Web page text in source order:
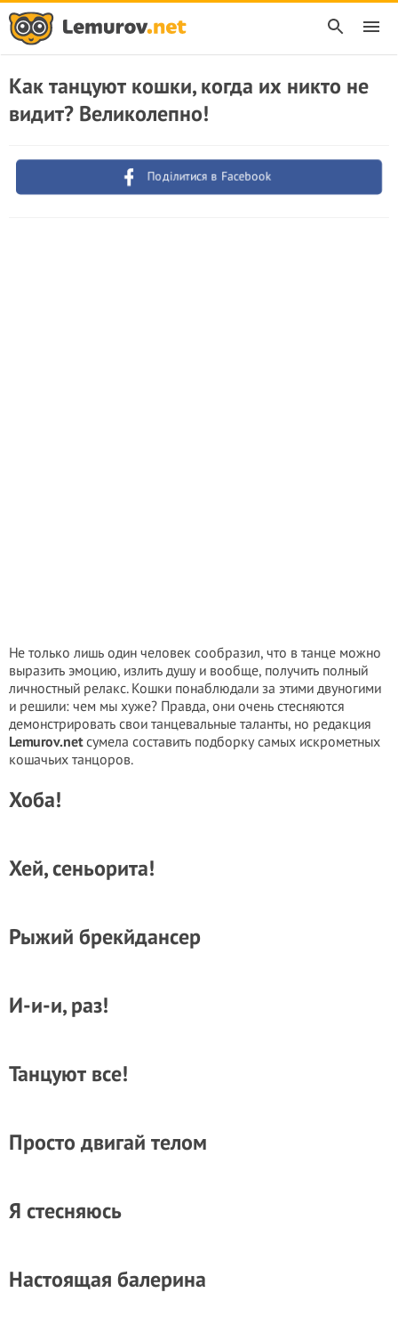
Как танцуют кошки, когда их никто не
видит? Великолепно!
Поділитися в Facebook
Не только лишь один человек сообразил, что в танце можно
выразить эмоцию, излить душу и вообще, получить полный
личностный релакс. Кошки понаблюдали за этими двуногими
и решили: чем мы хуже? Правда, они очень стесняются
демонстрировать свои танцевальные таланты, но редакция
Lemurov.netсумела составить подборку самых искрометных
кошачьих танцоров.
Хоба!
Хей, сеньорита!
Рыжий брекйдансер
И-и-и, раз!
Танцуют все!
Просто двигай телом
Я стесняюсь
Настоящая балерина